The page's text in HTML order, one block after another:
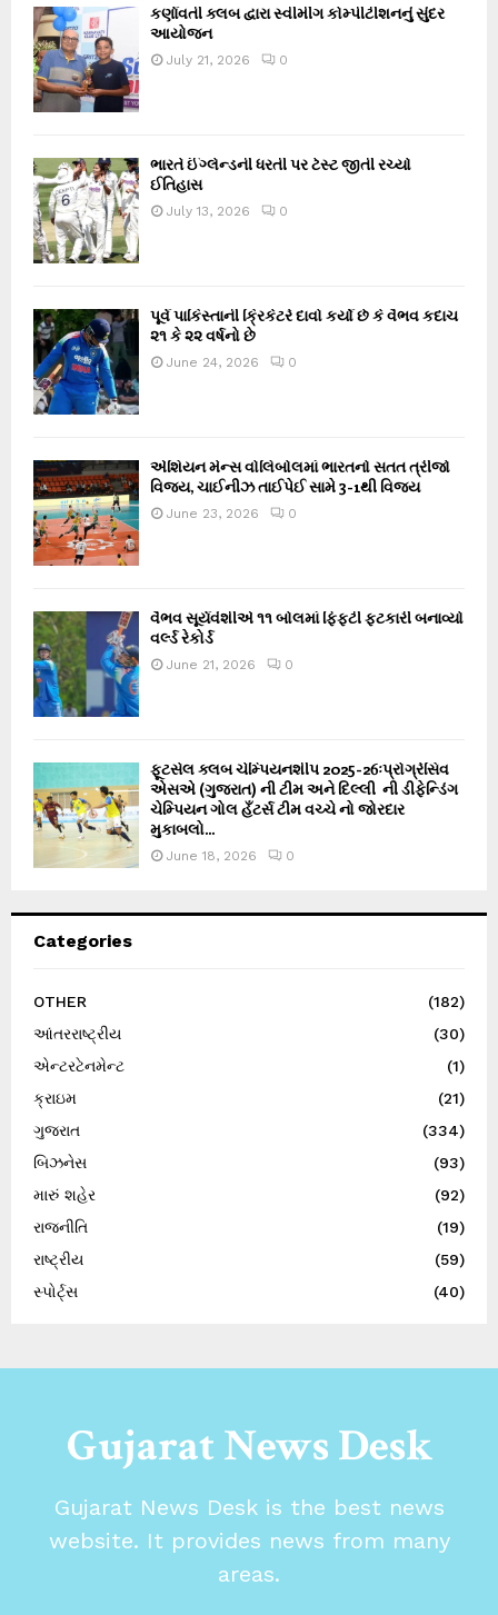
કર્ણાવતી ક્લબ દ્વારા સ્વીમીંગ કોમ્પીટીશનનું સુંદર
આયોજન
July 21, 2026 0
ભારતે ઈંગ્લેન્ડની ધરતી પર ટેસ્ટ જીતી રચ્યો
ઈતિહાસ
July 13, 2026 0
પૂર્વ પાકિસ્તાની ક્રિકેટરે દાવો કર્યો છે કે વૈભવ કદાચ
૨૧ કે ૨૨ વર્ષનો છે
June 24, 2026 0
એશિયન મેન્સ વોલિબોલમાં ભારતનો સતત ત્રીજો
વિજય, ચાઈનીઝ તાઈપેઈ સામે 3-1થી વિજય
June 23, 2026 0
વૈભવ સૂર્યવંશીએ ૧૧ બોલમાં ફિફ્ટી ફટકારી બનાવ્યો
વર્લ્ડ રેકોર્ડ
June 21, 2026 0
ફૂટસેલ ક્લબ ચેમ્પિયનશીપ 2025-26ઃપ્રોગ્રેસિવ
એસએ (ગુજરાત) ની ટીમ અને દિલ્લી ની ડીફેન્ડિંગ
ચેમ્પિયન ગોલ હઁટર્સ ટીમ વચ્ચે નો જોરદાર
મુકાબલો...
June 18, 2026 0
Categories
OTHER
(182)
આંતરરાષ્ટ્રીય
(30)
એન્ટરટેનમેન્ટ
(1)
ક્રાઇમ
(21)
ગુજરાત
(334)
બિઝનેસ
(93)
મારું શહેર
(92)
રાજનીતિ
(19)
રાષ્ટ્રીય
(59)
સ્પોર્ટ્સ
(40)
Gujarat News Desk
Gujarat News Desk is the best news
website. It provides news from many
areas.